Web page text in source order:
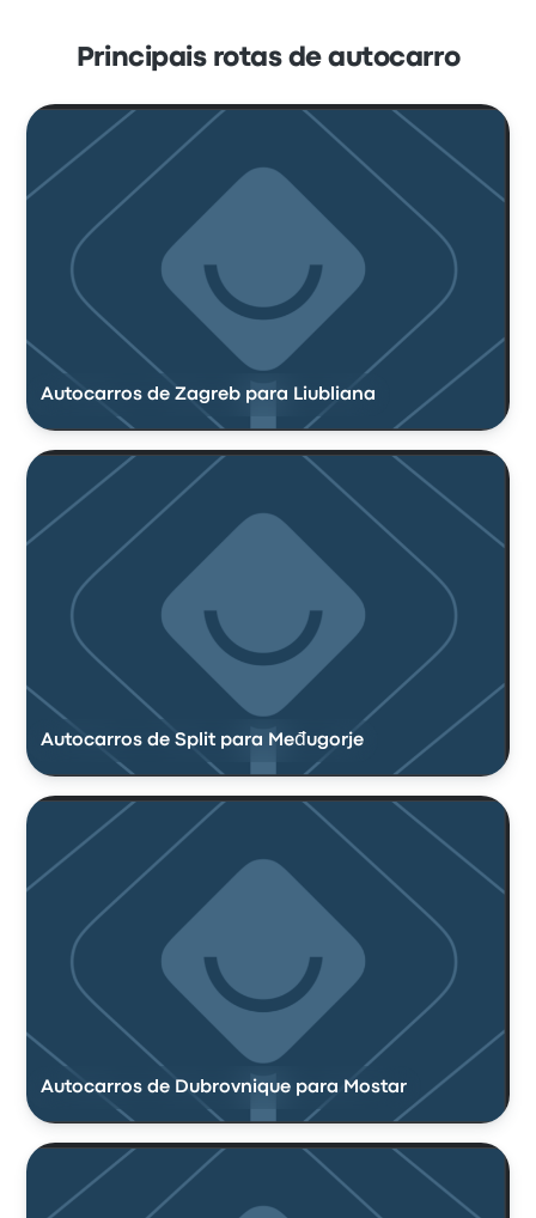
Principais rotas de autocarro
Autocarros de Zagreb para Liubliana
Autocarros de Split para Međugorje
Autocarros de Dubrovnique para Mostar